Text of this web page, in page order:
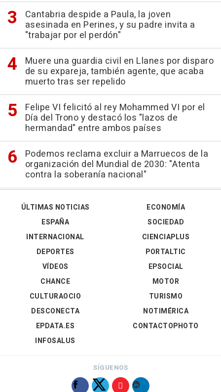
Cantabria despide a Paula, la joven
asesinada en Perines, y su padre invita a
"trabajar por el perdón"
Muere una guardia civil en Llanes por disparo
de su expareja, también agente, que acaba
muerto tras ser repelido
Felipe VI felicitó al rey Mohammed VI por el
Día del Trono y destacó los "lazos de
hermandad" entre ambos países
Podemos reclama excluir a Marruecos de la
organización del Mundial de 2030: "Atenta
contra la soberanía nacional"
ÚLTIMAS NOTICIAS
ESPAÑA
INTERNACIONAL
DEPORTES
VÍDEOS
ECONOMÍA
SOCIEDAD
CIENCIAPLUS
PORTALTIC
EPSOCIAL
CHANCE
CULTURAOCIO
DESCONECTA
EPDATA.ES
INFOSALUS
MOTOR
TURISMO
NOTIMÉRICA
CONTACTOPHOTO
SÍGUENOS